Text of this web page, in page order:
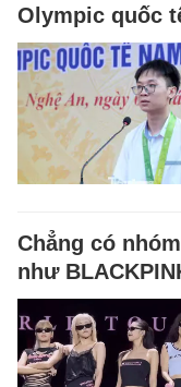
Olympic quốc
Chẳng có
như